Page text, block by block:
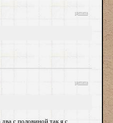
цитата
цитата
с половиной так я с